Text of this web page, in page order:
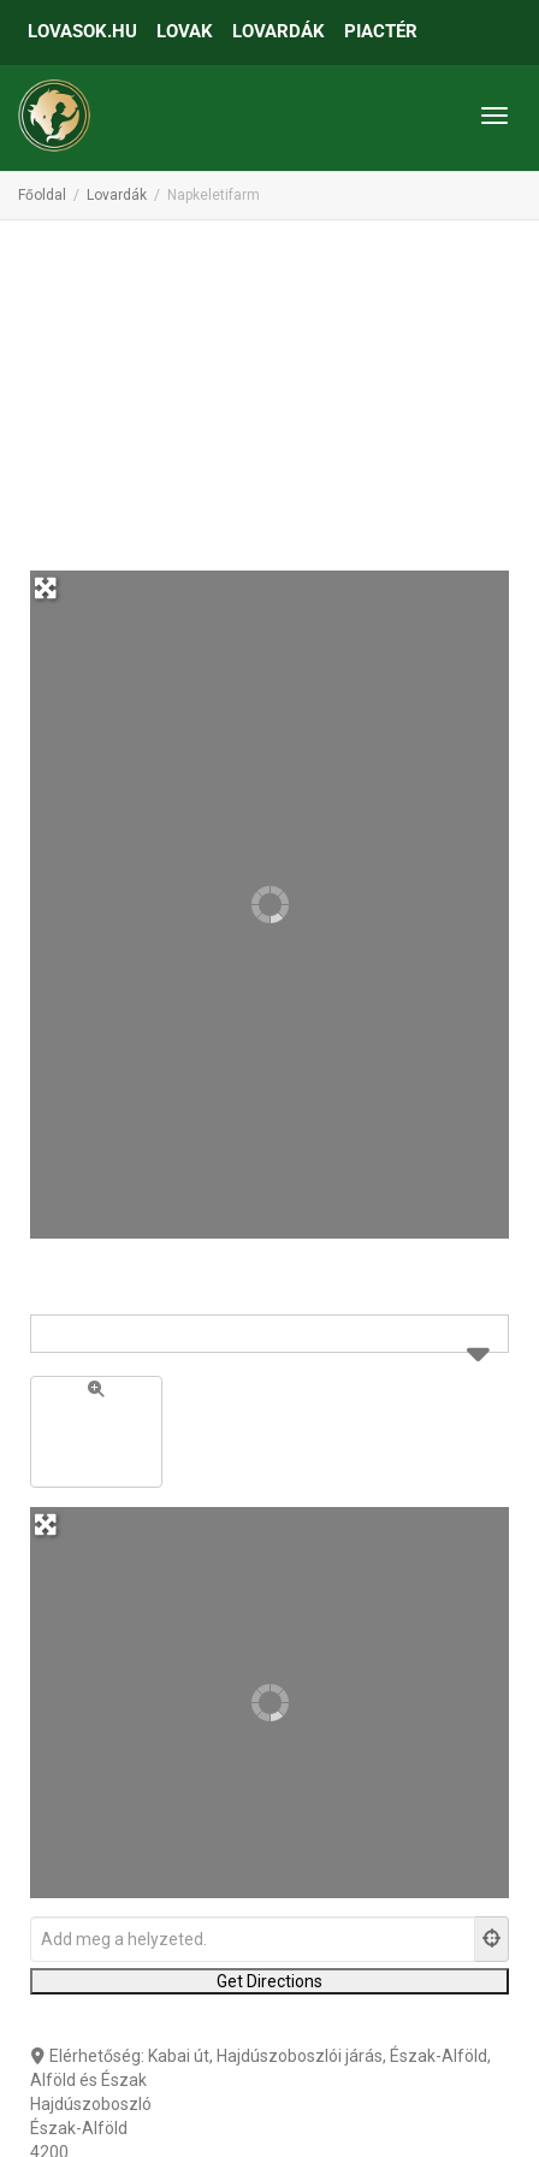
LOVASOK.HU LOVAK LOVARDÁK PIACTÉR
Főoldal Lovardák Napkeletifarm
Elérhetőség: Kabai út, Hajdúszoboszlói járás, Észak-Alföld,
Alföld és Észak
Hajdúszoboszló
Észak-Alföld
4200